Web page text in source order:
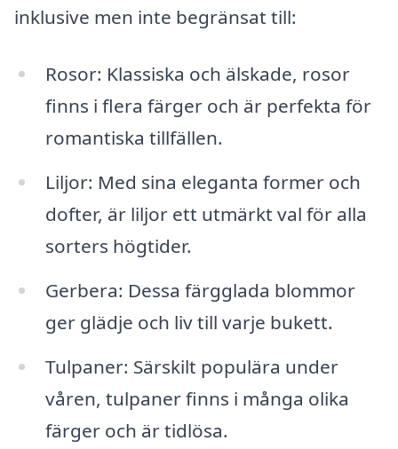
inklusive men inte begränsat till:
Rosor: Klassiska och älskade, rosor
finns i flera färger och är perfekta för
romantiska tillfällen.
Liljor: Med sina eleganta former och
dofter, är liljor ett utmärkt val för alla
sorters högtider.
Gerbera: Dessa färgglada blommor
ger glädje och liv till varje bukett.
Tulpaner: Särskilt populära under
våren, tulpaner finns i många olika
färger och är tidlösa.